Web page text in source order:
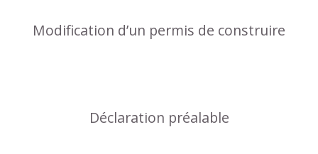
Modification d’un permis de construire
Déclaration préalable